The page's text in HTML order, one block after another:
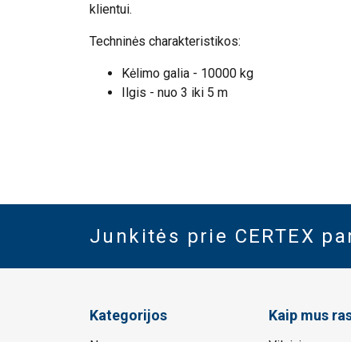
klientui.
Techninės charakteristikos:
Kėlimo galia - 10000 kg
Ilgis - nuo 3 iki 5 m
Junkitės prie CERTEX
Kategorijos Kaip mus